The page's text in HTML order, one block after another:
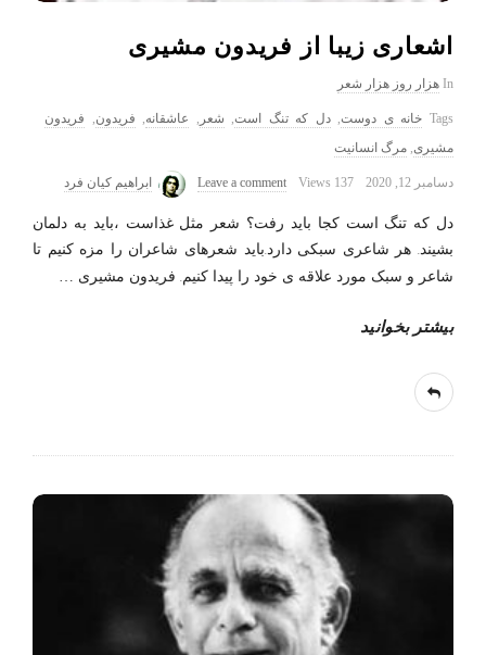
اشعاری زیبا از فریدون مشیری
In هزار روز هزار شعر
Tags خانه ی دوست,دل که تنگ است, شعر , عاشقانه, فریدون, فریدون
مشیری, مرگ انسانیت
دسامبر 12, 2020 137 Views
Leave a comment ابراهیم کیان فرد
دل که تنگ است کجا باید رفت؟ شعر مثل غذاست ،باید به دلمان
بشیند. هر شاعری سبکی دارد.باید شعرهای شاعران را مزه کنیم تا
شاعر و سبک مورد علاقه ی خود را پیدا کنیم. فریدون مشیری
بیشتر بخوانید